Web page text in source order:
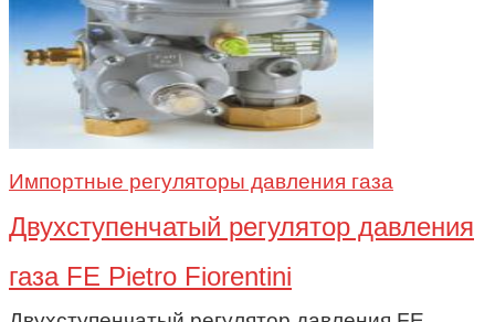
Импортные регуляторы давления газа
Двухступенчатый регулятор давления
газа FE Pietro Fiorentini